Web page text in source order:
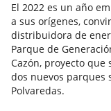
El 2022 es un año
a sus orígenes,
distribuidora de
Parque de
Cazón, proyecto
dos nuevos parques
Polvaredas.